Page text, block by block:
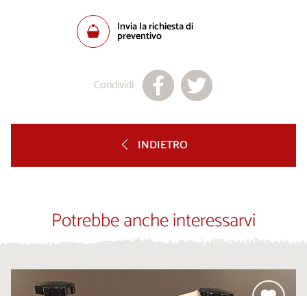
Invia la richiesta di
preventivo
Condividi
INDIETRO
Potrebbe anche interessarvi